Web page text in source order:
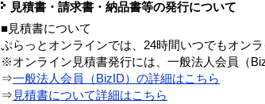
見積書・請求書・納品書等の発行について
■見積書について
ぷらっとオンラインでは、24時間いつでもオン
※オンライン見積書発行には、一般法人会員（
⇒一般法人会員（BizID）の詳細はこちら
⇒ 見積書について詳細はこちら